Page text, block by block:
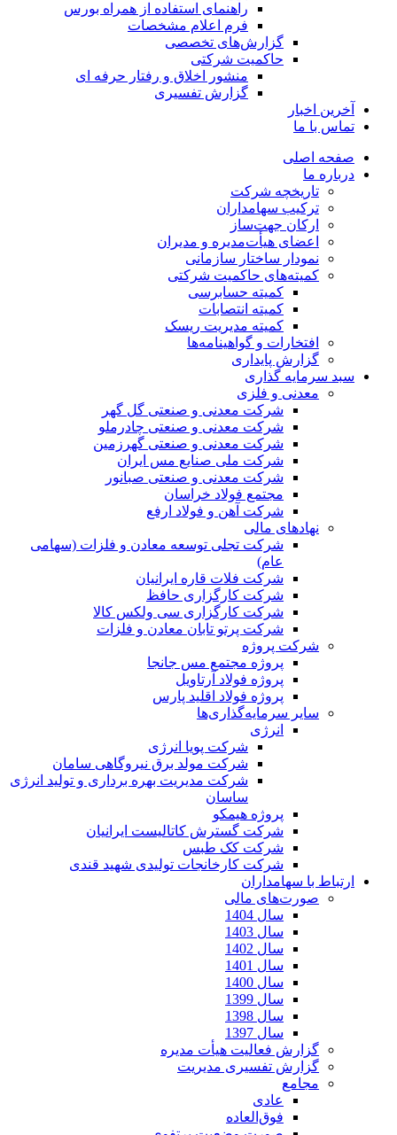
راهنمای استفاده از همراه بورس
فرم اعلام مشخصات
گزارش‌های تخصصی
حاکمیت شرکتی
منشور اخلاق و رفتار حرفه­ ای
گزارش تفسیری
آخرین اخبار
تماس با ما
صفحه اصلی
درباره ما
تاریخچه شرکت
ترکیب سهامداران
ارکان جهت‌ساز
اعضای هیأت‌مدیره و مدیران
نمودار ساختار سازمانی
کمیته‌های حاکمیت شرکتی
کمیته حسابرسی
کمیته انتصابات
کمیته مدیریت ریسک
افتخارات و گواهینامه‌ها
گزارش پایداری
سبد سرمایه گذاری
معدنی و فلزی
شرکت معدنی و صنعتی گل گهر
شرکت معدنی و صنعتی چادرملو
شرکت معدنی و صنعتی گهرزمین
شرکت ملی صنایع مس ایران
شرکت معدنی و صنعتی صبانور
مجتمع فولاد خراسان
شرکت آهن و فولاد ارفع
نهادهای مالی
شرکت تجلی توسعه معادن و فلزات (سهامی
عام)
شرکت فلات قاره ایرانیان
شرکت کارگزاری حافظ
شرکت کارگزاری سی ولکس کالا
شرکت پرتو تابان معادن و فلزات
شرکت پروژه
پروژه مجتمع مس جانجا
پروژه فولاد آرتاویل
پروژه فولاد اقلید پارس
سایر سرمایه‌گذاری‌ها
انرژی
شرکت پویا انرژی
شرکت مولد برق نیروگاهی سامان
شرکت مدیریت بهره برداری و تولید انرژی
ساسان
پروژه هیمکو
شرکت گسترش کاتالیست ایرانیان
شرکت کک طبس
شرکت کارخانجات تولیدی شهید قندی
ارتباط با سهامداران
صورت‌های مالی
سال 1404
سال 1403
سال 1402
سال 1401
سال 1400
سال 1399
سال 1398
سال 1397
گزارش فعالیت هیأت مدیره
گزارش تفسیری مدیریت
مجامع
عادی
فوق‌العاده